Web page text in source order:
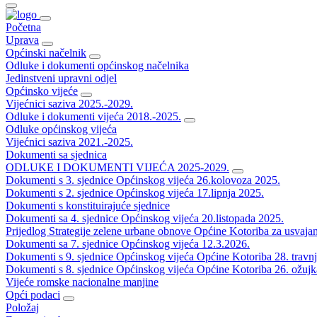
Početna
Uprava
Općinski načelnik
Odluke i dokumenti općinskog načelnika
Jedinstveni upravni odjel
Općinsko vijeće
Vijećnici saziva 2025.-2029.
Odluke i dokumenti vijeća 2018.-2025.
Odluke općinskog vijeća
Vijećnici saziva 2021.-2025.
Dokumenti sa sjednica
ODLUKE I DOKUMENTI VIJEĆA 2025-2029.
Dokumenti s 3. sjednice Općinskog vijeća 26.kolovoza 2025.
Dokumenti s 2. sjednice Općinskog vijeća 17.lipnja 2025.
Dokumenti s konstituirajuće sjednice
Dokumenti sa 4. sjednice Općinskog vijeća 20.listopada 2025.
Prijedlog Strategije zelene urbane obnove Općine Kotoriba za
Dokumenti sa 7. sjednice Općinskog vijeća 12.3.2026.
Dokumenti s 9. sjednice Općinskog vijeća Općine Kotoriba 28.
Dokumenti s 8. sjednice Općinskog vijeća Općine Kotoriba 26.
Vijeće romske nacionalne manjine
Opći podaci
Položaj